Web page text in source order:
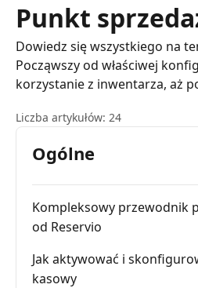
Punkt
Dowiedz się wszystkiego na
Począwszy od właściwej
korzystanie z inwentarza, aż
Liczba artykułów: 24
Ogólne
Kompleksowy przewodnik
od Reservio
Jak aktywować i
kasowy